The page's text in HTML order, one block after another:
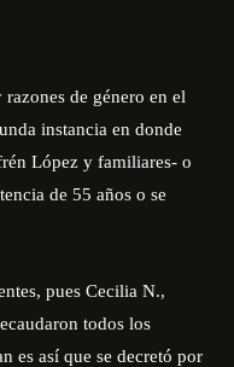
de género en el
instancia en donde
López y familiares- o
de 55 años o se
pues Cecilia N.,
todos los
es así que se decretó por